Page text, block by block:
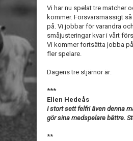
Vi har nu spelat tre matcher
kommer. Försvarsmässigt
på. Vi jobbar för varandra
småjusteringar kvar i vårt
Vi kommer fortsätta jobba
fler spelare.
Dagens tre stjärnor är:
***
Ellen Hedeås
I stort sett felfri även denna
gör sina medspelare bättre.
**